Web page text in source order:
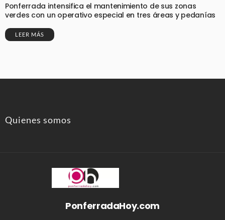
Ponferrada intensifica el mantenimiento de sus zonas
verdes con un operativo especial en tres áreas y pedanías
LEER MÁS
Quienes somos
PonferradaHoy.com